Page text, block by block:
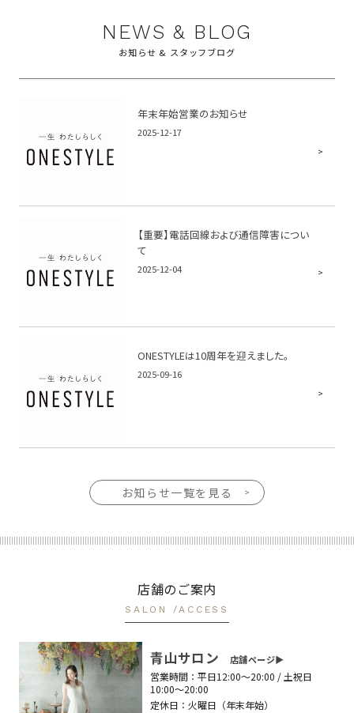
NEWS & BLOG
お知らせ & スタッフブログ
年末年始営業のお知らせ
2025-12-17
【重要】電話回線および通信障害につい
て
2025-12-04
ONESTYLEは10周年を迎えました。
2025-09-16
お知らせ一覧を見る
店舗のご案内
SALON /ACCESS
青山サロン 店舗ページ▶︎
営業時間： 平日12:00〜20:00 / 土祝日
10:00〜20:00
定休日： 火曜日（年末年始）